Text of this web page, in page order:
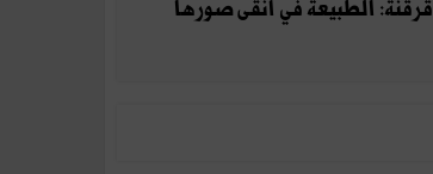
قرقنة: الطبيعة في أنقى صورها